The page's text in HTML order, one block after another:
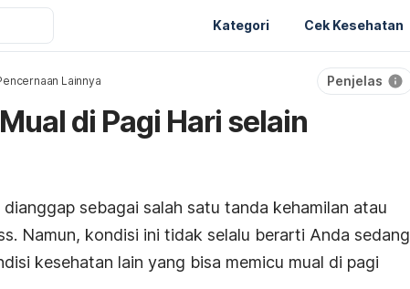
Kategori Cek Kesehatan
Lainnya Penjelas
di Pagi Hari selain
sebagai salah satu tanda kehamilan atau
. Namun, kondisi ini tidak selalu berarti Anda sedang
kesehatan lain yang bisa memicu mual di pagi